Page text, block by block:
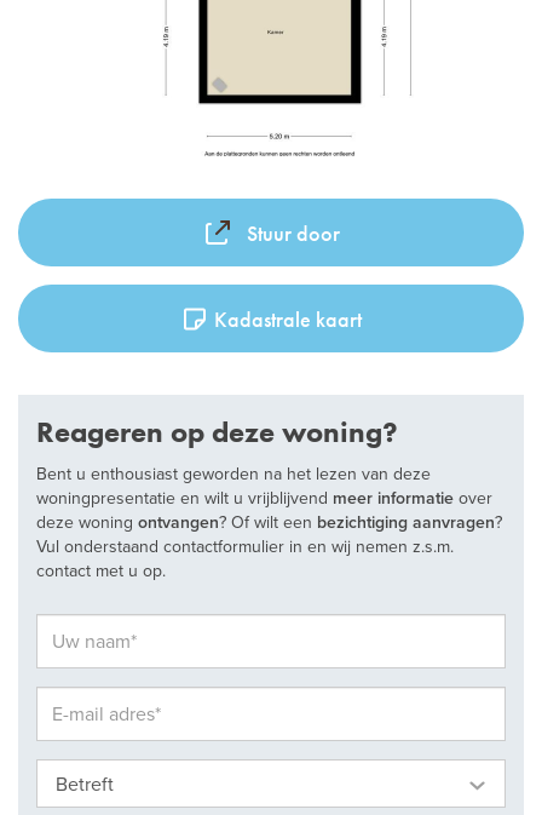
Stuur door
Kadastrale kaart
Reageren op deze woning?
Bent u enthousiast geworden na het lezen van deze
woningpresentatie en wilt u vrijblijvend meer informatie over
deze woning ontvangen? Of wilt een bezichtiging aanvragen?
Vul onderstaand contactformulier in en wij nemen z.s.m.
contact met u op.
Betreft